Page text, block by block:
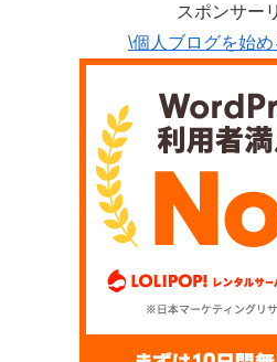
スポンサー
\個人ブログを始